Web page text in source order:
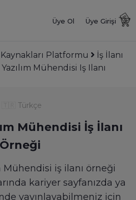
Üye Ol Üye Girişi
Platformu
İş İlanı
Mühendisi Iş Ilanı
Türkçe
Mühendisi İş İlanı
Örneği
Mühendisi iş ilanı örneği
kariyer sayfanızda ya
yayınlayabilmeniz için